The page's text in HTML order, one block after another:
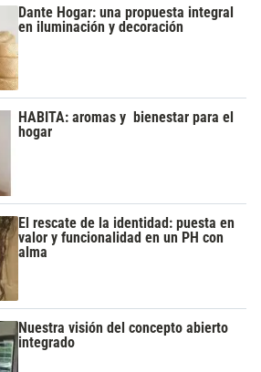
Dante Hogar: una propuesta integral
en iluminación y decoración
HABITA: aromas y bienestar para el
hogar
El rescate de la identidad: puesta en
valor y funcionalidad en un PH con
alma
Nuestra visión del concepto abierto
integrado